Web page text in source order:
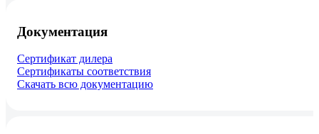
Документация
Сертификат дилера
Сертификаты соответствия
Скачать всю документацию